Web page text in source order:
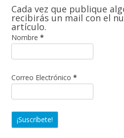
r
Cada vez que publique
recibirás un mail con el
artículo.
Nombre *
Correo Electrónico *